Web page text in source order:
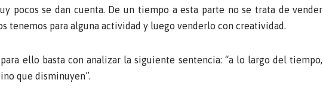
pocos se dan cuenta. De un tiempo a esta parte no se trata de vender
tenemos para alguna actividad y luego venderlo con creatividad.
ello basta con analizar la siguiente sentencia: “a lo largo del tiempo,
que disminuyen”.